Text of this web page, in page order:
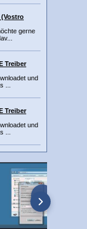
(Vostro
gerne
Treiber
und
...
Treiber
und
...